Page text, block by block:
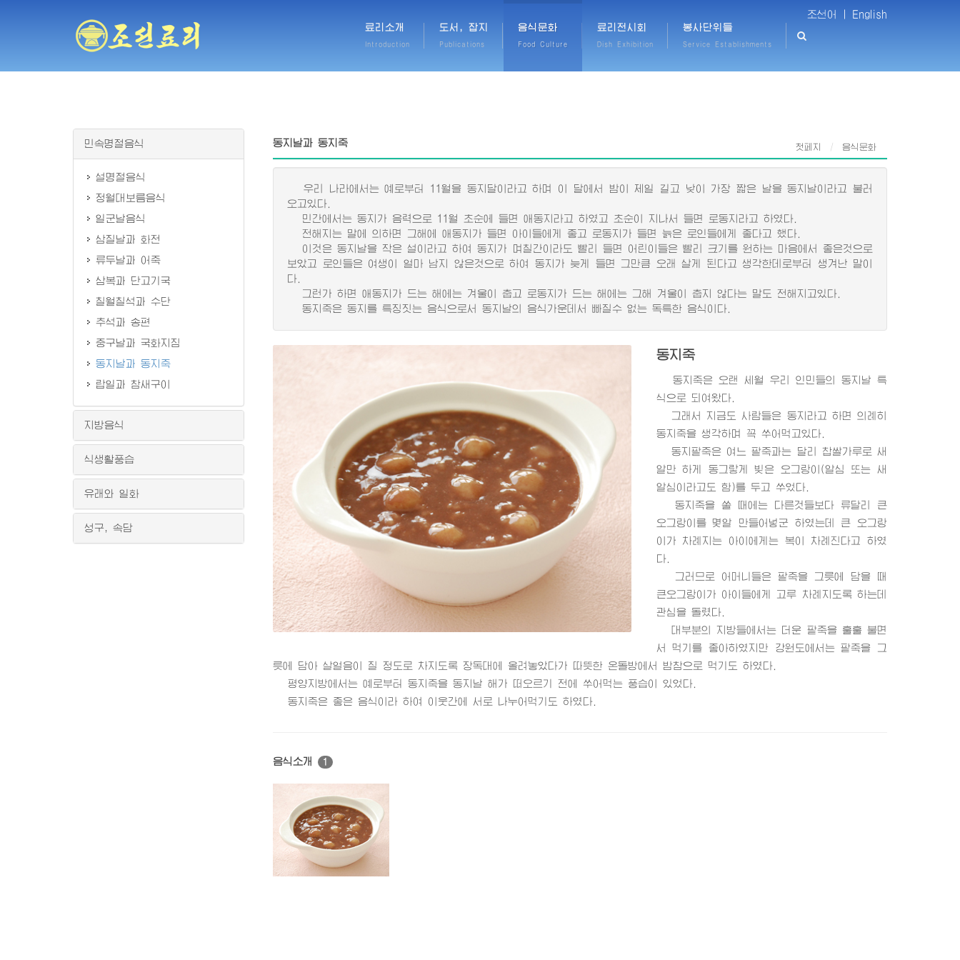
조선어 | English
료리소개
Introduction
도서, 잡지
Publications
음식문화
Food Culture
료리전시회
Dish Exhibition
봉사단위들
Service Establishments
동지날과 동지죽 첫페지 음식문화
우리 나라에서는 예로부터 11월을 동지달이라고 하며 이 달에서 밤이 제일 길고 낮이 가장 짧은 날을 동지날이라고 불러
오고있다.
민간에서는 동지가 음력으로 11월 초순에 들면 애동지라고 하였고 초순이 지나서 들면 로동지라고 하였다.
전해지는 말에 의하면 그해에 애동지가 들면 아이들에게 좋고 로동지가 들면 늙은 로인들에게 좋다고 했다.
이것은 동지날을 작은 설이라고 하여 동지가 며칠간이라도 빨리 들면 어린이들은 빨리 크기를 원하는 마음에서 좋은것으로
보았고 로인들은 여생이 얼마 남지 않은것으로 하여 동지가 늦게 들면 그만큼 오래 살게 된다고 생각한데로부터 생겨난 말이
다.
그런가 하면 애동지가 드는 해에는 겨울이 춥고 로동지가 드는 해에는 그해 겨울이 춥지 않다는 말도 전해지고있다.
동지죽은 동지를 특징짓는 음식으로서 동지날의 음식가운데서 빠질수 없는 독특한 음식이다.
동지죽
동지죽은 오랜 세월 우리 인민들의 동지날 특
식으로 되여왔다.
그래서 지금도 사람들은 동지라고 하면 의례히
동지죽을 생각하며 꼭 쑤어먹고있다.
동지팥죽은 여느 팥죽과는 달리 찹쌀가루로 새
알만 하게 동그랗게 빚은 오그랑이(알심 또는 새
알심이라고도 함)를 두고 쑤었다.
동지죽을 쑬 때에는 다른것들보다 류달리 큰
오그랑이를 몇알 만들어넣군 하였는데 큰 오그랑
이가 차례지는 아이에게는 복이 차례진다고 하였
다.
그러므로 어머니들은 팥죽을 그릇에 담을 때
큰오그랑이가 아이들에게 고루 차례지도록 하는데
관심을 돌렸다.
대부분의 지방들에서는 더운 팥죽을 훌훌 불면
서 먹기를 좋아하였지만 강원도에서는 팥죽을 그
릇에 담아 살얼음이 질 정도로 차지도록 장독대에 올려놓았다가 따뜻한 온돌방에서 밤참으로 먹기도 하였다.
평양지방에서는 예로부터 동지죽을 동지날 해가 떠오르기 전에 쑤어먹는 풍습이 있었다.
동지죽은 좋은 음식이라 하여 이웃간에 서로 나누어먹기도 하였다.
음식소개 1
민속명절음식
설명절음식
정월대보름음식
일군날음식
삼질날과 화전
류두날과 어죽
삼복과 단고기국
칠월칠석과 수단
추석과 송편
중구날과 국화지짐
동지날과 동지죽
랍일과 참새구이
지방음식
식생활풍습
유래와 일화
성구, 속담